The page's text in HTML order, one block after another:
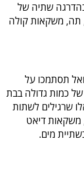
שתיה של
תה, משקאות קולה
תסתמכו על
כמות גדולה בבת
שרגילים לשתות
משקאות דיאט
מים.